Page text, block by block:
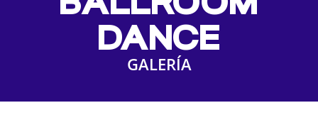
DANCE
GALERÍA